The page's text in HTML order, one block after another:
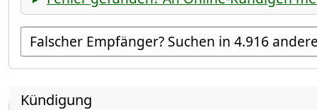
Empfänger suchen
Kündigung